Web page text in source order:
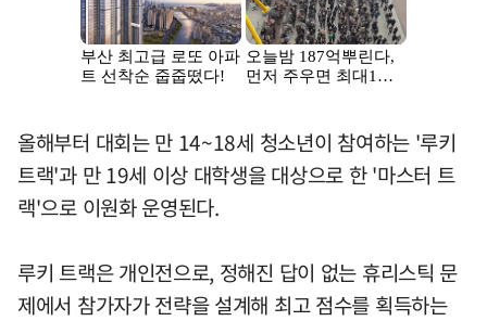
올해부터 대회는 만 14~18세 청소년이 참여하는 '루키
트랙'과 만 19세 이상 대학생을 대상으로 한 '마스터 트
랙'으로 이원화 운영된다.
루키 트랙은 개인전으로, 정해진 답이 없는 휴리스틱 문
제에서 참가자가 전략을 설계해 최고 점수를 획득하는